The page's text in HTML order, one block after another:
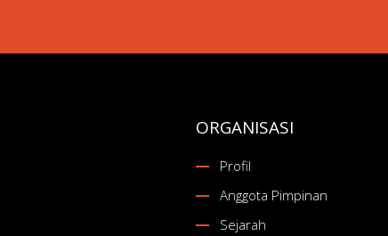
ORGANISASI
Profil
Anggota Pimpinan
Sejarah